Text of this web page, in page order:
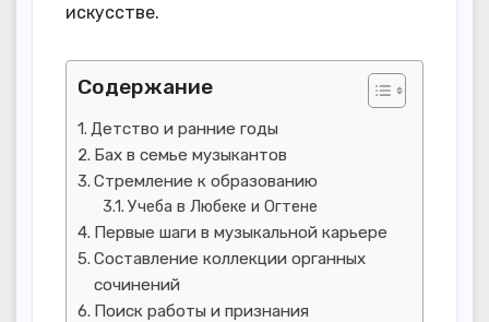
искусстве.
Содержание
Детство и ранние годы
Бах в семье музыкантов
Стремление к образованию
Учеба в Любеке и Огтене
Первые шаги в музыкальной карьере
Составление коллекции органных
сочинений
Поиск работы и признания